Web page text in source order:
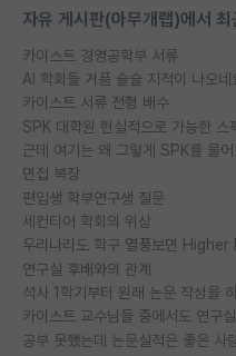
자유 게시판(아무개랩)에서
카이스트 경영공학부 서류
AI 학회들 거품 슬슬 지적이 나오네
카이스트 서류 전형 배수
SPK 대학원 현실적으로 가능한 스
근데 여기는 왜 그렇게 SPK를 물
면접 복장
편입생 학부연구생 질문
세컨티어 학회의 위상
연구실 후배와의 관계
석사 1학기부터 원래 논문 작성을
공부 못했는데 논문실적은 좋은 사